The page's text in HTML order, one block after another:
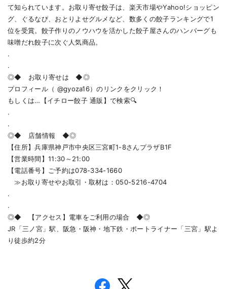
て知られています。お取り寄せ餃子は、楽天市場やYahoo!ショッピン
グ、ぐるなび、おとりよせグルメなど、数多くの餃子ランキングで1
位を受賞。餃子作りのノウハウを活かした餃子屋さんのハンバーグも
味噌だれ餃子に次ぐ人気商品。
.
.
◎◆ お取り寄せは ◆◎
プロフィール（ @gyoza16）のリンクをクリック！
もしくは…【イチロー餃子 通販】で検索🔍
.
.
◎◆ 店舗情報 ◆◎
【住所】兵庫県神戸市中央区三宮町1-8さんプラザB1F
【営業時間】11:30～21:00
【電話番号】ご予約は078-334-1660
≫お取り寄せやお取引・取材は：050-5216-4704
.
.
◎◆ 【アクセス】電車をご利用の場合 ◆◎
JR「三ノ宮」駅、阪急・阪神・地下鉄・ポートライナー「三宮」駅よ
り徒歩約2分